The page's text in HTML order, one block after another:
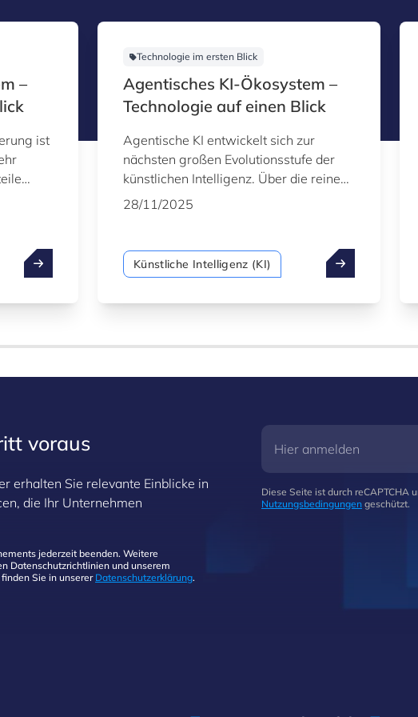
–
ist
die
Technologie im ersten Blick
Agentisches KI-Ökosystem –
Technologie auf einen Blick
Agentische KI entwickelt sich zur
nächsten großen Evolutionsstufe der
künstlichen Intelligenz. Über die reine
Erzeugung von Inhalten hinaus sind
schlussfolgern und innerhalb digitaler
Umgebungen zu handeln. Durch die
agentische KI die Art und Weise, wie
28/11/2025
Künstliche Intelligenz (KI)
voraus
erhalten Sie relevante Einblicke in
die Ihr Unternehmen
jederzeit beenden. Weitere
Datenschutzrichtlinien und unserem
Sie in unserer Datenschutzerklärung.
Diese Seite ist durch reCAPTCHA
Nutzungsbedingungen geschützt.